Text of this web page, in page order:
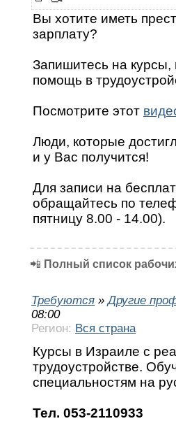
Вы хотите иметь
зарплату?
Запишитесь на курсы,
помощь в
Посмотрите этот
Люди, которые
и у Вас получится!
Для записи на
обращайтесь по
пятницу 8.00 - 14.00).
📲 Полный список
Требуются »Другие
08:00
Регион: Вся страна
Курсы в Израиле с
трудоустройстве.
специальностям на
Тел. 053-2110933